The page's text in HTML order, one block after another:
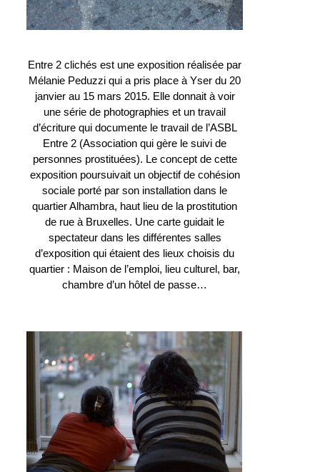
Entre 2 clichés est une exposition réalisée par
Mélanie Peduzzi qui a pris place à Yser du 20
janvier au 15 mars 2015. Elle donnait à voir
une série de photographies et un travail
d’écriture qui documente le travail de l’ASBL
Entre 2 (Association qui gère le suivi de
personnes prostituées). Le concept de cette
exposition poursuivait un objectif de cohésion
sociale porté par son installation dans le
quartier Alhambra, haut lieu de la prostitution
de rue à Bruxelles. Une carte guidait le
spectateur dans les différentes salles
d’exposition qui étaient des lieux choisis du
quartier : Maison de l’emploi, lieu culturel, bar,
chambre d’un hôtel de passe…